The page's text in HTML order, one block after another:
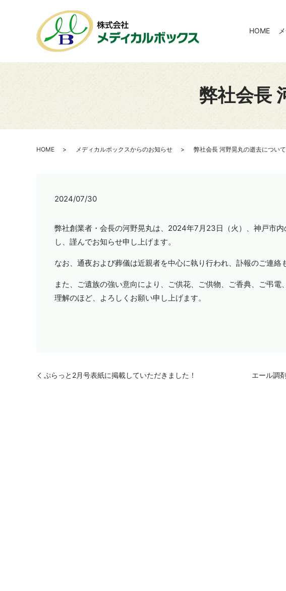
HOME
弊社会長
HOME メディカルボックスからのお知らせ 弊社会長 河野晃丸の逝去について
2024/07/30
弊社創業者・会長の河野晃丸は、 2024年7月 23日（火）、神戸市
し、謹んでお知らせ申し上げます。
なお、通夜および葬儀は近親者を中心に執り行われ、訃報のご連絡
また、ご遺族の強い意向により、ご供花、ご供物、ご香典、ご弔
理解のほど、よろしくお願い申し上げます。
ぷらっと2月号表紙に掲載していただきました！ エール調